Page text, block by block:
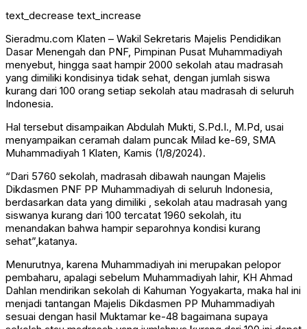
text_decrease text_increase
Sieradmu.com Klaten – Wakil Sekretaris Majelis Pendidikan
Dasar Menengah dan PNF, Pimpinan Pusat Muhammadiyah
menyebut, hingga saat hampir 2000 sekolah atau madrasah
yang dimiliki kondisinya tidak sehat, dengan jumlah siswa
kurang dari 100 orang setiap sekolah atau madrasah di seluruh
Indonesia.
Hal tersebut disampaikan Abdulah Mukti, S.Pd.I., M.Pd, usai
menyampaikan ceramah dalam puncak Milad ke-69, SMA
Muhammadiyah 1 Klaten, Kamis (1/8/2024).
“Dari 5760 sekolah, madrasah dibawah naungan Majelis
Dikdasmen PNF PP Muhammadiyah di seluruh Indonesia,
berdasarkan data yang dimiliki , sekolah atau madrasah yang
siswanya kurang dari 100 tercatat 1960 sekolah, itu
menandakan bahwa hampir separohnya kondisi kurang
sehat”,katanya.
Menurutnya, karena Muhammadiyah ini merupakan pelopor
pembaharu, apalagi sebelum Muhammadiyah lahir, KH Ahmad
Dahlan mendirikan sekolah di Kahuman Yogyakarta, maka hal ini
menjadi tantangan Majelis Dikdasmen PP Muhammadiyah
sesuai dengan hasil Muktamar ke-48 bagaimana supaya